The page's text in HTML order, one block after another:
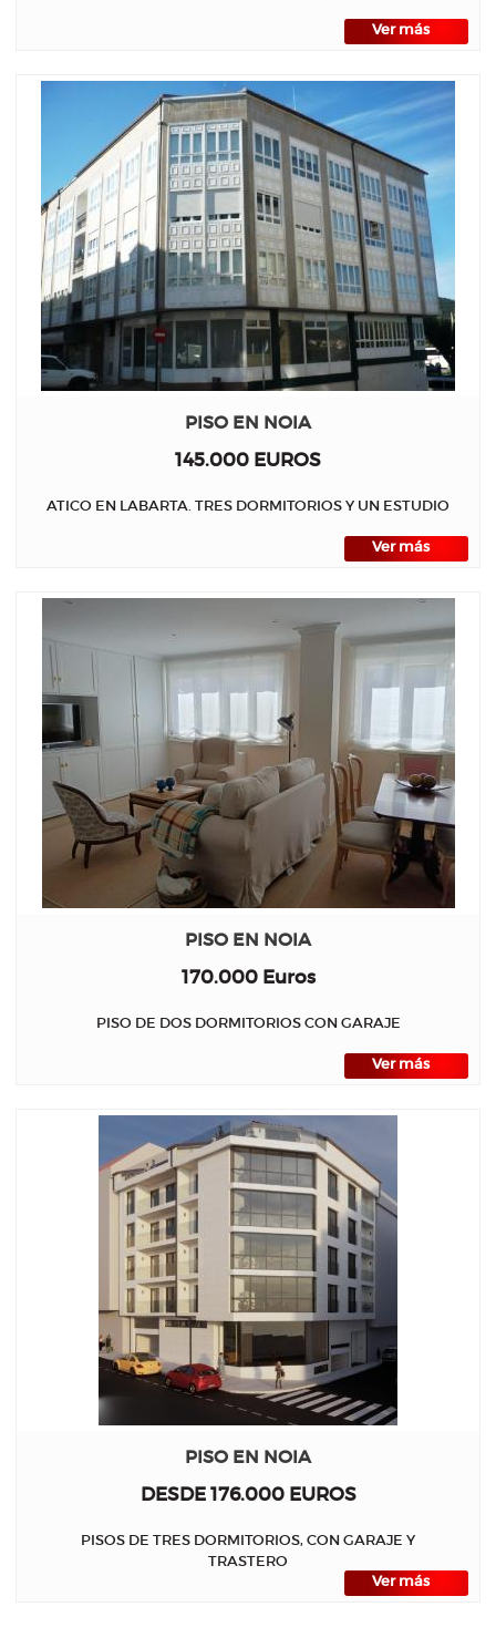
Ver más
PISO EN NOIA
145.000 EUROS
ATICO EN LABARTA. TRES DORMITORIOS Y UN ESTUDIO
Ver más
PISO EN NOIA
170.000 Euros
PISO DE DOS DORMITORIOS CON GARAJE
Ver más
PISO EN NOIA
DESDE 176.000 EUROS
PISOS DE TRES DORMITORIOS, CON GARAJE Y
TRASTERO
Ver más